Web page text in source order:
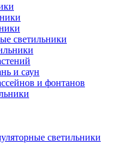
светильники
и саун
и фонтанов
светильники